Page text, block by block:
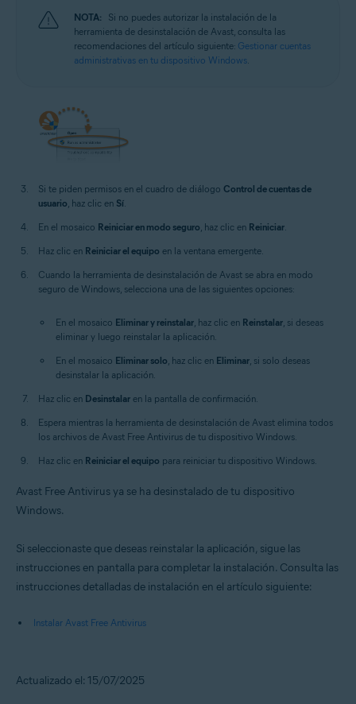
NOTA:
Si no puedes autorizar la instalación de la
herramienta de desinstalación de Avast, consulta las
recomendaciones del artículo siguiente: Gestionar cuentas
administrativas en tu dispositivo Windows.
Si te piden permisos en el cuadro de diálogo Control de cuentas de
usuario , haz clic en Sí
En el mosaico Reiniciar en modo seguro , haz clic en Reiniciar
Haz clic en Reiniciar el equipo en la ventana emergente.
Cuando la herramienta de desinstalación de Avast se abra en modo
seguro de Windows, selecciona una de las siguientes opciones:
En el mosaico Eliminar y reinstalar , haz clic en Reinstalar , si deseas
eliminar y luego reinstalar la aplicación.
En el mosaico Eliminar solo , haz clic en Eliminar , si solo deseas
desinstalar la aplicación.
Haz clic en Desinstalar en la pantalla de confirmación.
Espera mientras la herramienta de desinstalación de Avast elimina todos
los archivos de Avast Free Antivirus de tu dispositivo Windows.
Haz clic en Reiniciar el equipo para reiniciar tu dispositivo Windows.
Avast Free Antivirus ya se ha desinstalado de tu dispositivo
Windows.
Si seleccionaste que deseas reinstalar la aplicación, sigue las
instrucciones en pantalla para completar la instalación. Consulta las
instrucciones detalladas de instalación en el artículo siguiente:
Instalar Avast Free Antivirus
Actualizado el: 15/07/2025